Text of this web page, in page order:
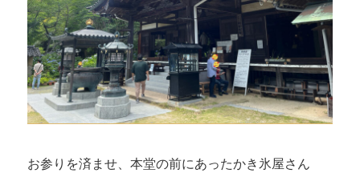
お参りを済ませ、本堂の前にあったかき氷屋さん